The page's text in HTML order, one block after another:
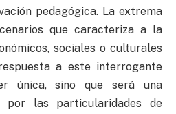
pedagógica. La extrema
que caracteriza a la
sociales o culturales
a este interrogante
única, sino que será una
por las particularidades de